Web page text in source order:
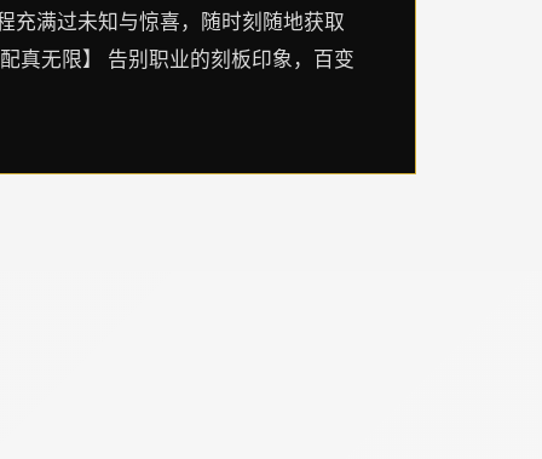
充满过未知与惊喜，随时刻随地获取
真无限】 告别职业的刻板印象，百变